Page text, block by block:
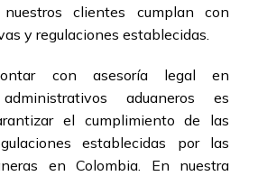
nuestros clientes cumplan con
y regulaciones establecidas.
con asesoría legal en
aduaneros es
el cumplimiento de las
establecidas por las
en Colombia. En nuestra